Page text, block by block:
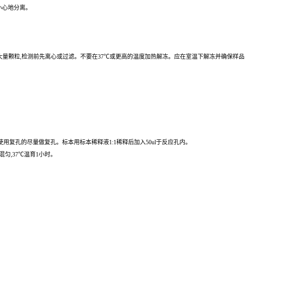
地分离。
颗粒,检测前先离心或过滤。不要在37℃或更高的温度加热解冻。应在室温下解冻并确保样品
复孔的尽量做复孔。标本用标本稀释液1:1稀释后加入50ul于反应孔内。
匀,37℃温育1小时。